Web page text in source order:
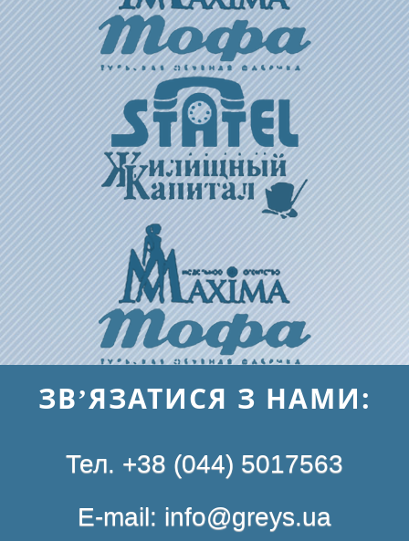
ЗВ’ЯЗАТИСЯ З НАМИ:
Тел. +38 (044) 5017563
E-mail: info@greys.ua